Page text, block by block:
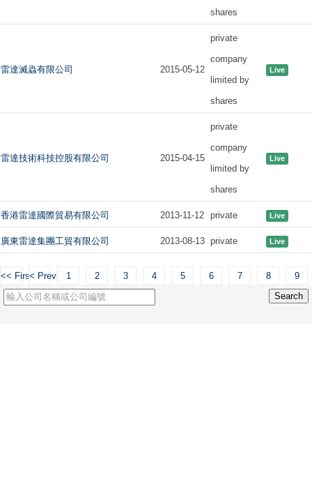
shares
雷達滅蟲有限公司 2015-05-12
private
company
limited by
shares
Live
雷達技術科技控股有限公司 2015-04-15
private
company
limited by
shares
Live
香港雷達國際貿易有限公司 2013-11-12 private Live
廣東雷達集團工貿有限公司 2013-08-13 private Live
<< First< Previous1 2 3 4 5 6 7 8 9